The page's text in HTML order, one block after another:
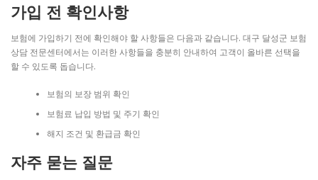
가입 전 확인사항
보험에 가입하기 전에 확인해야 할 사항들은 다음과 같습니다. 대구 달성군 보험
상담 전문센터에서는 이러한 사항들을 충분히 안내하여 고객이 올바른 선택을
할 수 있도록 돕습니다.
보험의 보장 범위 확인
보험료 납입 방법 및 주기 확인
해지 조건 및 환급금 확인
자주 묻는 질문